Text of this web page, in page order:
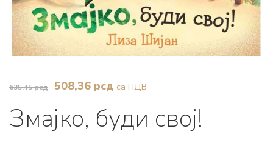
635,45рсд
Оригинална
је
508,36 рсдТренутна
је:
са ПДВ
Змајко, буди свој!